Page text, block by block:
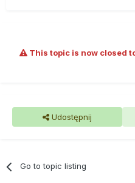
This topic is now closed
Udostępnij
Go to topic listing